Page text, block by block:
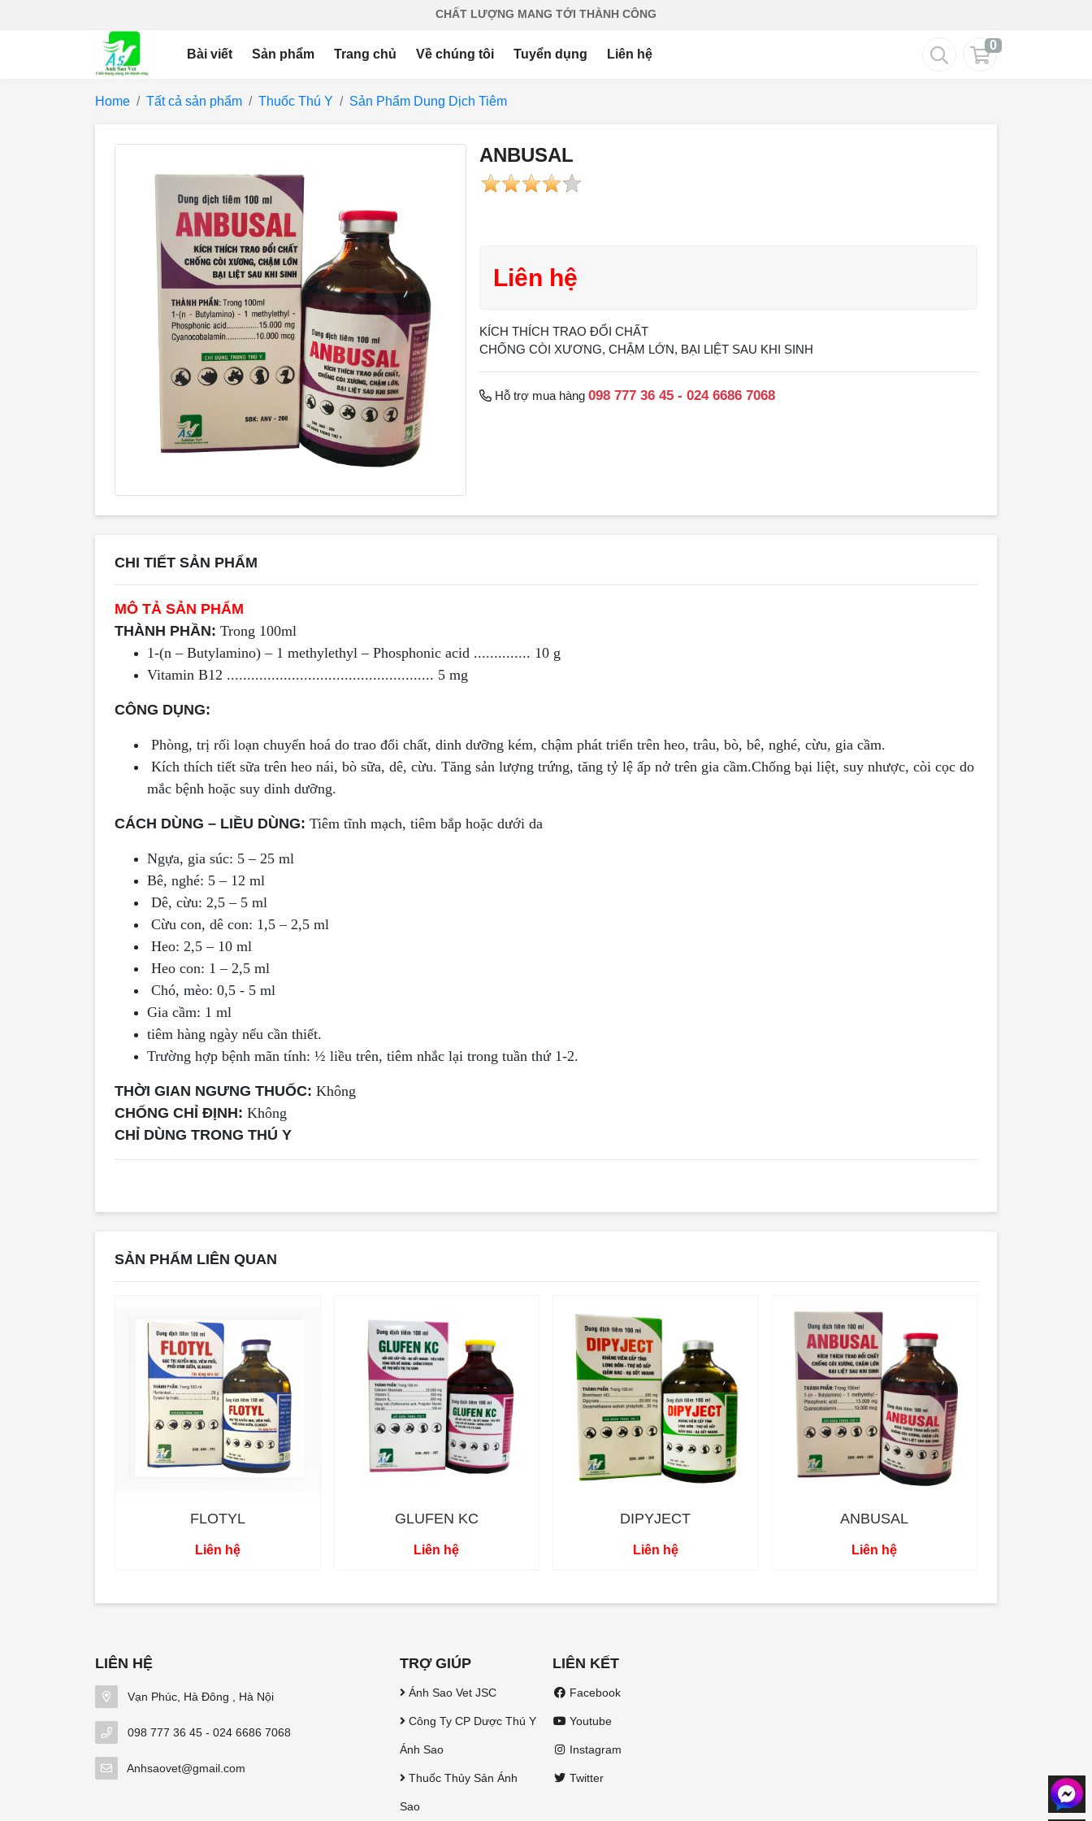
CHẤT LƯỢNG MANG TỚI THÀNH CÔNG
Bài viết Sản phẩm Trang chủ Về chúng tôi Tuyển dụng Liên hệ
0
Home Tất cả sản phẩm Thuốc Thú Y Sản Phẩm Dung Dịch Tiêm
ANBUSAL
Liên hệ
KÍCH THÍCH TRAO ĐỔI CHẤT
CHỐNG CÒI XƯƠNG, CHẬM LỚN, BẠI LIỆT SAU KHI SINH
Hỗ trợ mua hàng098 777 36 45 - 024 6686 7068
CHI TIẾT SẢN PHẨM
MÔ TẢ SẢN PHẨM
THÀNH PHẦN: Trong 100ml
1-(n – Butylamino) – 1 methylethyl – Phosphonic acid .............. 10 g
Vitamin B12 ................................................... 5 mg
CÔNG DỤNG:
Phòng, trị rối loạn chuyển hoá do trao đổi chất, dinh dưỡng kém, chậm phát triển trên heo, trâu, bò, bê, nghé, cừu, gia cầm.
Kích thích tiết sữa trên heo nái, bò sữa, dê, cừu. Tăng sản lượng trứng, tăng tỷ lệ ấp nở trên gia cầm.Chống bại liệt, suy nhược, còi cọc do
mắc bệnh hoặc suy dinh dưỡng.
CÁCH DÙNG – LIỀU DÙNG: Tiêm tĩnh mạch, tiêm bắp hoặc dưới da
Ngựa, gia súc: 5 – 25 ml
Bê, nghé: 5 – 12 ml
Dê, cừu: 2,5 – 5 ml
Cừu con, dê con: 1,5 – 2,5 ml
Heo: 2,5 – 10 ml
Heo con: 1 – 2,5 ml
Chó, mèo: 0,5 - 5 ml
Gia cầm: 1 ml
tiêm hàng ngày nếu cần thiết.
Trường hợp bệnh mãn tính: ½ liều trên, tiêm nhắc lại trong tuần thứ 1-2.
THỜI GIAN NGƯNG THUỐC: Không
CHỐNG CHỈ ĐỊNH: Không
CHỈ DÙNG TRONG THÚ Y
SẢN PHẨM LIÊN QUAN
FLOTYL
Liên hệ
GLUFEN KC
Liên hệ
DIPYJECT
Liên hệ
ANBUSAL
Liên hệ
LIÊN HỆ
Vạn Phúc, Hà Đông , Hà Nội
098 777 36 45 - 024 6686 7068
Anhsaovet@gmail.com
TRỢ GIÚP
Ánh Sao Vet JSC
Công Ty CP Dược Thú Y
Ánh Sao
Thuốc Thủy Sản Ánh
Sao
LIÊN KẾT
Facebook
Youtube
Instagram
Twitter